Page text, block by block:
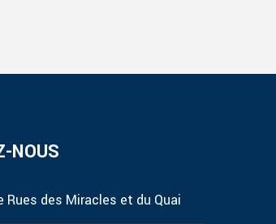
NOUS
Rues des Miracles et du Quai